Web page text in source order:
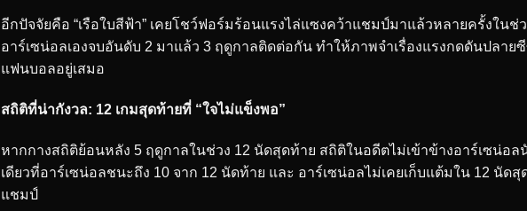
อีกปัจจัยคือ “เรือใบสีฟ้า” เคยโชว์ฟอร์มร้อนแรงไล่แซงคว้าแชมป์มาแล้วหลายครั้งใน
อาร์เซน่อลเองจบอันดับ 2 มาแล้ว 3 ฤดูกาลติดต่อกัน ทำให้ภาพจำเรื่องแรงกดดันปลา
แฟนบอลอยู่เสมอ
สถิติที่น่ากังวล: 12 เกมสุดท้ายที่ “ใจไม่แข็งพอ”
หากกางสถิติย้อนหลัง 5 ฤดูกาลในช่วง 12 นัดสุดท้าย สถิติในอดีตไม่เข้าข้างอาร์เซน่อล
เดียวที่อาร์เซน่อลชนะถึง 10 จาก 12 นัดท้าย และ อาร์เซน่อลไม่เคยเก็บแต้มใน 12 นัด
แชมป์